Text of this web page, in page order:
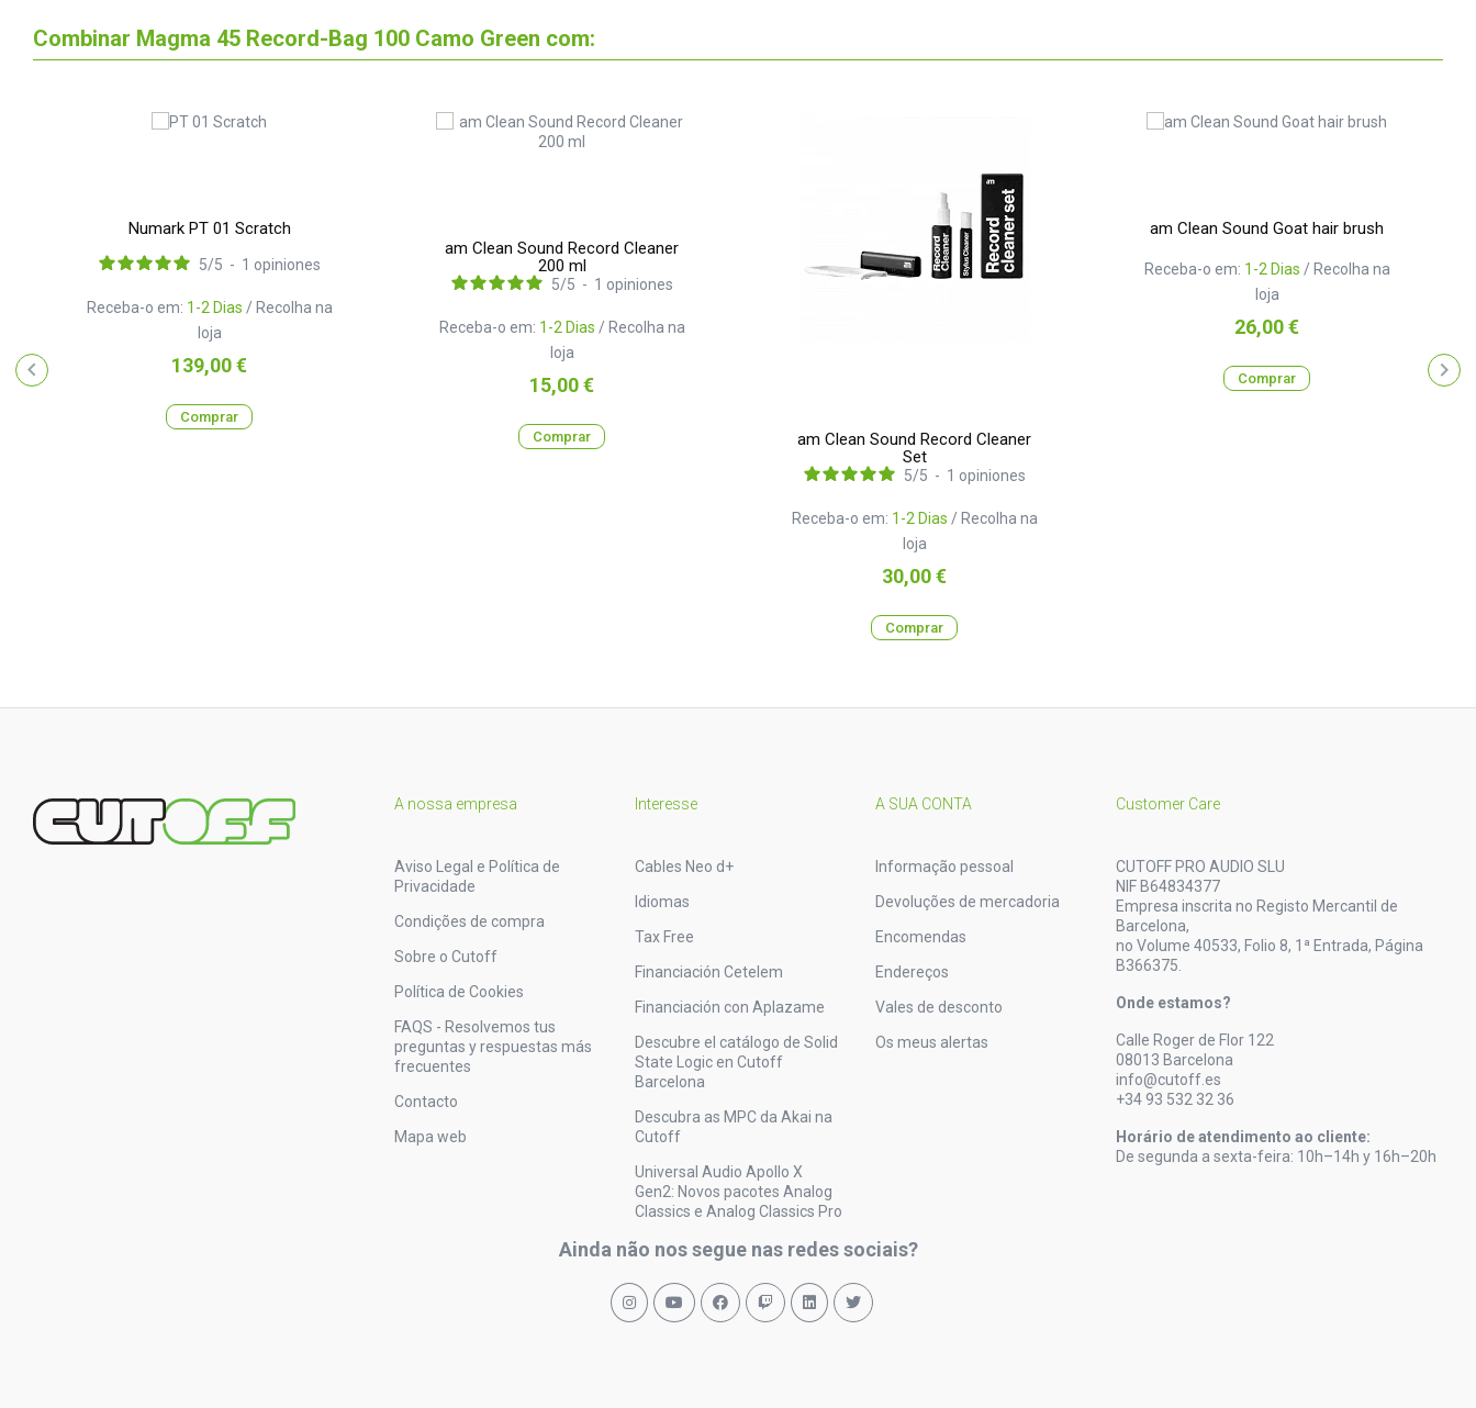
Combinar Magma 45 Record-Bag 100 Camo Green com:
Numark PT 01 Scratch
Receba-o em: 1-2 Dias / Recolha na
loja
5/5 - 1 opiniones
Preço
139,00 €
Comprar
am Clean Sound Record Cleaner
200 ml
Receba-o em: 1-2 Dias / Recolha na
loja
5/5 - 1 opiniones
Preço
15,00 €
Comprar
am Clean Sound Record Cleaner
Set
Receba-o em: 1-2 Dias / Recolha na
loja
5/5 - 1 opiniones
Preço
30,00 €
Comprar
am Clean Sound Goat hair brush
Receba-o em: 1-2 Dias / Recolha na
loja
Preço
26,00 €
Comprar
A nossa empresa
Aviso Legal e Política de
Privacidade
Condições de compra
Sobre o Cutoff
Política de Cookies
FAQS - Resolvemos tus
preguntas y respuestas más
frecuentes
Contacto
Mapa web
Interesse
Cables Neo d+
Idiomas
Tax Free
Financiación Cetelem
Financiación con Aplazame
Descubre el catálogo de Solid
State Logic en Cutoff
Barcelona
Descubra as MPC da Akai na
Cutoff
Universal Audio Apollo X
Gen2: Novos pacotes Analog
Classics e Analog Classics Pro
A SUA CONTA
Informação pessoal
Devoluções de mercadoria
Encomendas
Endereços
Vales de desconto
Os meus alertas
Customer Care
CUTOFF PRO AUDIO SLU
NIF B64834377
Empresa inscrita no Registo Mercantil de
Barcelona,
no Volume 40533, Folio 8, 1ª Entrada, Página
B366375.
Onde estamos?
Calle Roger de Flor 122
08013 Barcelona
info@cutoff.es
+34 93 532 32 36
Horário de atendimento ao cliente:
De segunda a sexta-feira: 10h–14h y 16h–20h
Ainda não nos segue nas redes sociais?